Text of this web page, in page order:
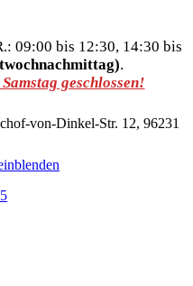
09:00 bis 12:30, 14:30 bis
.
geschlossen!
von-Dinkel-Str. 12, 96231